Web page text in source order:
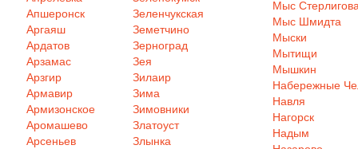
Апшеронск
Аргаяш
Ардатов
Арзамас
Арзгир
Армавир
Армизонское
Аромашево
Арсеньев
Зеленчукская
Земетчино
Зерноград
Зея
Зилаир
Зима
Зимовники
Златоуст
Злынка
Мыс
Мыс Шмидта
Мыски
Мытищи
Мышкин
Набережные
Навля
Нагорск
Надым